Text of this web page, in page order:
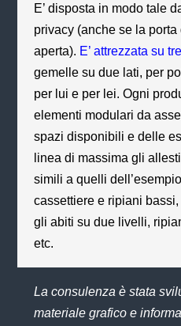
E’ disposta in modo tale
privacy (anche se la
aperta). E’ attrezzata su
gemelle su due lati, per
per lui e per lei. Ogni
elementi modulari da
spazi disponibili e delle
linea di massima gli
simili a quelli
cassettiere e ripiani
gli abiti su due livelli,
etc.
La consulenza è stata
materiale grafico e